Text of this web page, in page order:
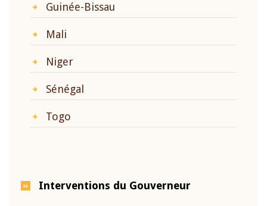
Guinée-Bissau
Mali
Niger
Sénégal
Togo
Interventions du Gouverneur